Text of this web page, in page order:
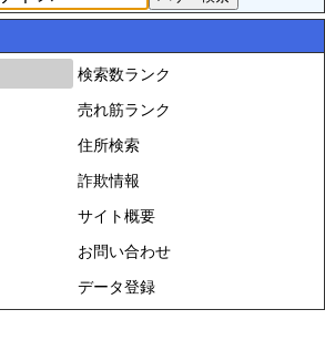
検索数ランク
売れ筋ランク
住所検索
詐欺情報
サイト概要
お問い合わせ
データ登録